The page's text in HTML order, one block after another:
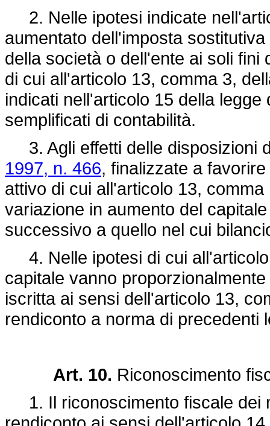
2. Nelle ipotesi indicate
aumentato dell'imposta
della società o dell'ente ai soli
di cui all'articolo 13, comma 3,
indicati nell'articolo 15 della
semplificati di contabilità.
3. Agli effetti delle disposizioni
1997, n. 466, finalizzate a
attivo di cui all'articolo 13,
variazione in aumento del
successivo a quello nel cui
4. Nelle ipotesi di cui
capitale vanno
iscritta ai sensi dell'articolo 13,
rendiconto a norma di precedenti
Art. 10. Riconoscimento
1. Il riconoscimento fiscale dei